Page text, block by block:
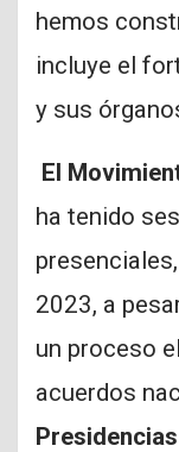
hemos
incluye el
y sus
El
ha tenido
2023, a
un proceso
acuerdos